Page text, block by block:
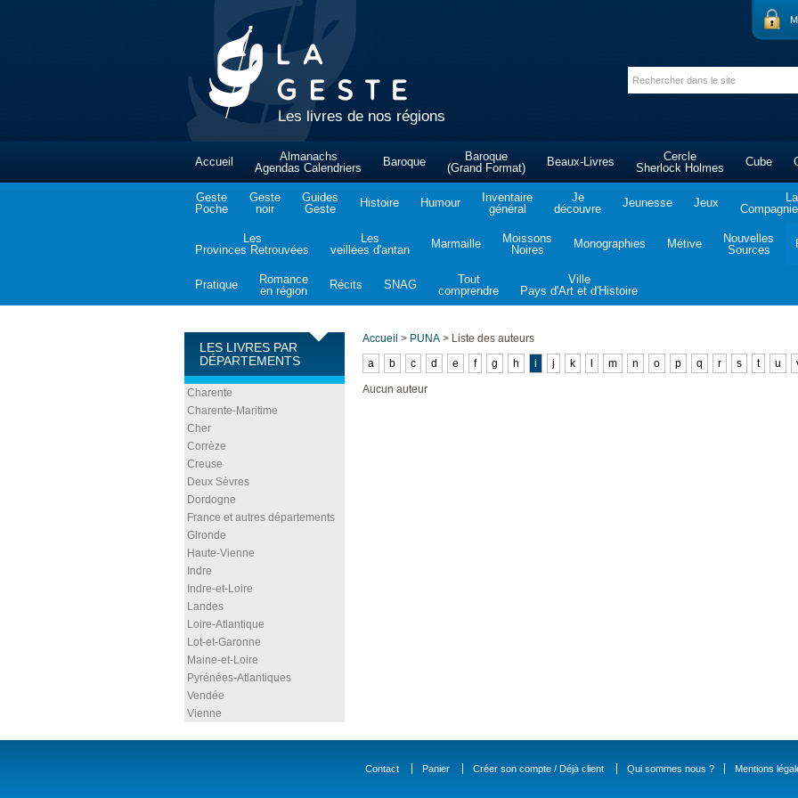
Les livres de nos régions
Accueil
Almanachs
Agendas Calendriers
Baroque
Baroque
(Grand Format)
Beaux-Livres
Cercle
Sherlock Holmes
Cube
Geste
Poche
Geste
noir
Guides
Geste
Histoire Humour
Inventaire
général
Je
découvre
Jeunesse Jeux
La
Les
Provinces Retrouvées
Les
veillées d'antan
Marmaille
Moissons
Noires
Monographies Métive
Nouvelles
Sources
Pratique
Romance
en région
Récits SNAG
Tout
comprendre
Ville
Pays d'Art et d'Histoire
LES LIVRES PAR
DÉPARTEMENTS
Charente
Charente-Maritime
Cher
Corrèze
Creuse
Deux Sèvres
Dordogne
France et autres départements
Gironde
Haute-Vienne
Indre
Indre-et-Loire
Landes
Loire-Atlantique
Lot-et-Garonne
Maine-et-Loire
Pyrénées-Atlantiques
Vendée
Vienne
Accueil > PUNA > Liste des auteurs
a
b c d e f g h i j k m n o p q r s t u
Aucun auteur
Contact Panier Créer son compte / Déjà client Qui sommes nous ? Mentions